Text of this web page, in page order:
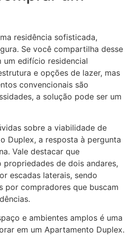
residência sofisticada,
Se você compartilha desse
um edifício residencial
e opções de lazer, mas
convencionais são
a solução pode ser um
sobre a viabilidade de
Duplex, a resposta à pergunta
Vale destacar que
de dois andares,
escadas laterais, sendo
por compradores que buscam
e ambientes amplos é uma
em um Apartamento Duplex.